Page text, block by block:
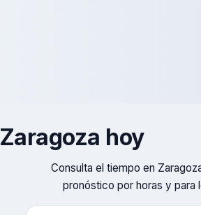
Zaragoza hoy
Consulta el tiempo en
pronóstico por horas y para